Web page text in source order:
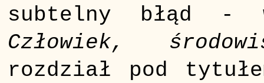
subtelny błąd -
Człowiek,
rozdział pod